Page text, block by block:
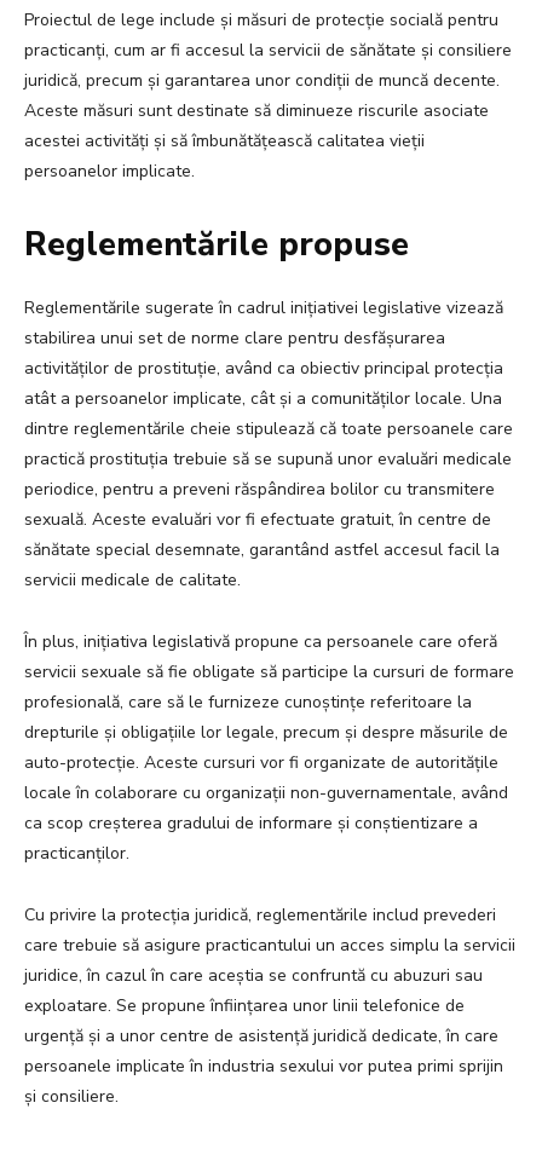
Proiectul de lege include și măsuri de protecție socială pentru
practicanți, cum ar fi accesul la servicii de sănătate și consiliere
juridică, precum și garantarea unor condiții de muncă decente.
Aceste măsuri sunt destinate să diminueze riscurile asociate
acestei activități și să îmbunătățească calitatea vieții
persoanelor implicate.
Reglementările propuse
Reglementările sugerate în cadrul inițiativei legislative vizează
stabilirea unui set de norme clare pentru desfășurarea
activităților de prostituție, având ca obiectiv principal protecția
atât a persoanelor implicate, cât și a comunităților locale. Una
dintre reglementările cheie stipulează că toate persoanele care
practică prostituția trebuie să se supună unor evaluări medicale
periodice, pentru a preveni răspândirea bolilor cu transmitere
sexuală. Aceste evaluări vor fi efectuate gratuit, în centre de
sănătate special desemnate, garantând astfel accesul facil la
servicii medicale de calitate.
În plus, inițiativa legislativă propune ca persoanele care oferă
servicii sexuale să fie obligate să participe la cursuri de formare
profesională, care să le furnizeze cunoștințe referitoare la
drepturile și obligațiile lor legale, precum și despre măsurile de
auto-protecție. Aceste cursuri vor fi organizate de autoritățile
locale în colaborare cu organizații non-guvernamentale, având
ca scop creșterea gradului de informare și conștientizare a
practicanților.
Cu privire la protecția juridică, reglementările includ prevederi
care trebuie să asigure practicantului un acces simplu la servicii
juridice, în cazul în care aceștia se confruntă cu abuzuri sau
exploatare. Se propune înființarea unor linii telefonice de
urgență și a unor centre de asistență juridică dedicate, în care
persoanele implicate în industria sexului vor putea primi sprijin
și consiliere.